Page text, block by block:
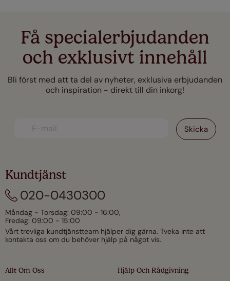
Få specialerbjudanden
och exklusivt innehåll
Bli först med att ta del av nyheter, exklusiva erbjudanden
och inspiration - direkt till din inkorg!
Allt Om Oss Hjälp Och Rådgivning
Kundtjänst
020-0430300
Måndag - Torsdag: 09:00 - 16:00,
Fredag: 09:00 - 15:00
Vårt trevliga kundtjänstteam hjälper dig gärna. Tveka inte att
kontakta oss om du behöver hjälp på något vis.